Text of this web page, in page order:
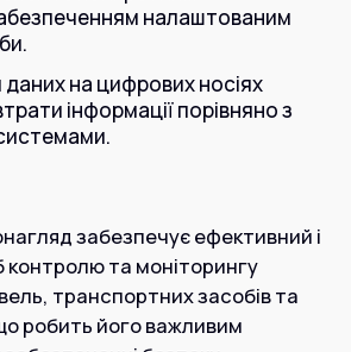
вул. Симиренко, 36,
налаштованим
на цифрових носіях
інформації порівняно з
забезпечує ефективний і
контролю та моніторингу
транспортних засобів та
робить його важливим